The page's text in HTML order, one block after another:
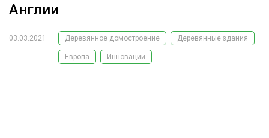
ЛЕСНОЕ ХОЗЯЙСТВО
ЛЕСОЗАГОТОВКА
Англии
03.03.2021 Деревянное домостроение Деревянные здания
Европа Инновации